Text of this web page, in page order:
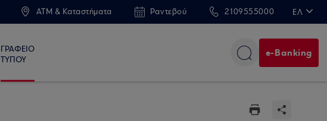
ATM & Καταστήματα Ραντεβού 2109555000 ΕΛ
ΓΡΑΦΕΙΟ
ΤΥΠΟΥ
e-Banking